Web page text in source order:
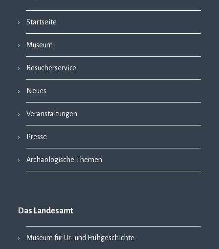
Startseite
Museum
Besucherservice
Neues
Veranstaltungen
Presse
Archäologische Themen
Das Landesamt
Museum für Ur- und Frühgeschichte